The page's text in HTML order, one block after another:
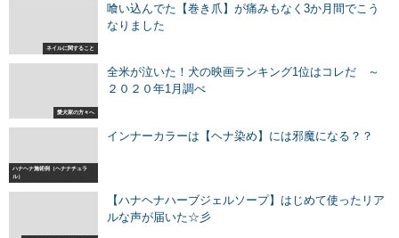
ネイルに関すること
喰い込んでた【巻き爪】が痛みもなく3か月間でこう
なりました
愛犬家の方々へ
全米が泣いた！犬の映画ランキング1位はコレだ ～
２０２０年1月調べ
ハナヘナ施術例（ヘナナチュラ
ル）
インナーカラーは【ヘナ染め】には邪魔になる？？
【ハナヘナハーブジェルソープ】はじめて使ったリア
ルな声が届いた☆彡